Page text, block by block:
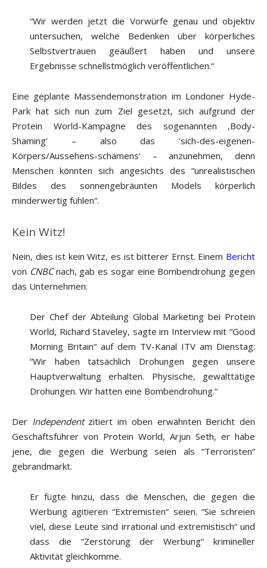
“Wir werden jetzt die Vorwürfe genau und objektiv
untersuchen, welche Bedenken über körperliches
Selbstvertrauen geäußert haben und unsere
Ergebnisse schnellstmöglich veröffentlichen.“
Eine geplante Massendemonstration im Londoner Hyde-
Park hat sich nun zum Ziel gesetzt, sich aufgrund der
Protein World-Kampagne des sogenannten ‚Body-
Shaming‘ – also das ’sich-des-eigenen-
Körpers/Aussehens-schämens‘ – anzunehmen, denn
Menschen könnten sich angesichts des “unrealistischen
Bildes des sonnengebräunten Models körperlich
minderwertig fühlen“.
Kein Witz!
Nein, dies ist kein Witz, es ist bitterer Ernst. Einem Bericht
von CNBCnach, gab es sogar eine Bombendrohung gegen
das Unternehmen:
Der Chef der Abteilung Global Marketing bei Protein
World, Richard Staveley, sagte im Interview mit “Good
Morning Britain“ auf dem TV-Kanal ITV am Dienstag:
“Wir haben tatsächlich Drohungen gegen unsere
Hauptverwaltung erhalten. Physische, gewalttätige
Drohungen. Wir hatten eine Bombendrohung.“
Der Independentzitiert im oben erwähnten Bericht den
Geschäftsführer von Protein World, Arjun Seth, er habe
jene, die gegen die Werbung seien als “Terroristen“
gebrandmarkt.
Er fügte hinzu, dass die Menschen, die gegen die
Werbung agitieren “Extremisten“ seien. “Sie schreien
viel, diese Leute sind irrational und extremistisch“ und
dass die “Zerstörung der Werbung“ krimineller
Aktivität gleichkomme.